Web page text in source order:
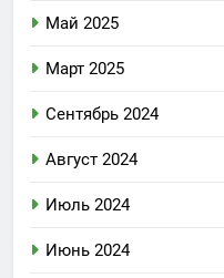
Май 2025
Март 2025
Сентябрь 2024
Август 2024
Июль 2024
Июнь 2024